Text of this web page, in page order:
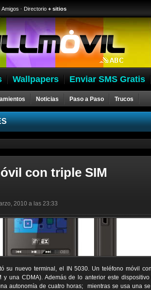
Amigos · Directorio + sitios
Wallpapers Enviar SMS Gratis
Noticias Paso a Paso Trucos
con triple SIM
2010 a las 23:33
su nuevo terminal, el IN 5030. Un teléfono móvil
y una CDMA). Además de lo anterior este
autonomía de cuatro horas; mientras se usa una